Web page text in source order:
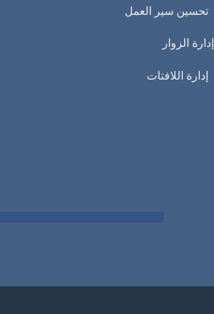
تحسين سير العمل
إدارة الزوار
إدارة اللافتات